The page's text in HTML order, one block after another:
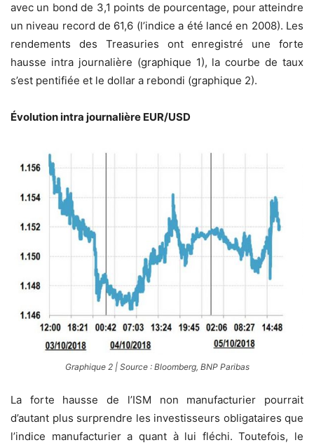
avec un bond de 3,1 points de pourcentage, pour atteindre
un niveau record de 61,6 (l’indice a été lancé en 2008). Les
rendements des Treasuries ont enregistré une forte
hausse intra journalière (graphique 1), la courbe de taux
s’est pentifiée et le dollar a rebondi (graphique 2).
Évolution intra journalière EUR/USD
Graphique 2 | Source : Bloomberg, BNP Paribas
La forte hausse de l’ISM non manufacturier pourrait
d’autant plus surprendre les investisseurs obligataires que
l’indice manufacturier a quant à lui fléchi. Toutefois, le